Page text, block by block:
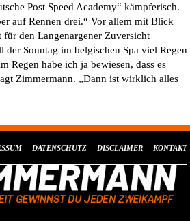
Post Speed Academy“ kämpferisch.
auf Rennen drei.“ Vor allem mit Blick
für den Langenargener Zuversicht
der Sonntag im belgischen Spa viel Regen
Regen habe ich ja bewiesen, dass es
Zimmermann. „Dann ist wirklich alles
KONTAKT
DISCLAIMER
DATENSCHUTZ